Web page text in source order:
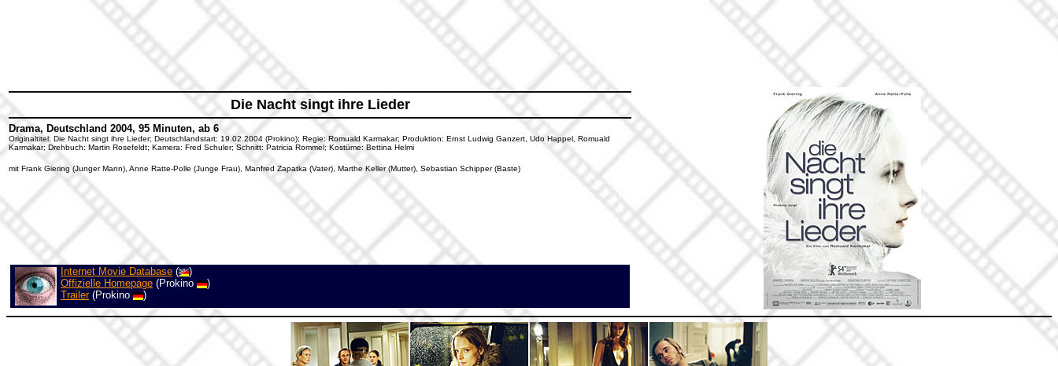
Die Nacht singt ihre Lieder
Drama, Deutschland 2004, 95 Minuten, ab 6
Originaltitel: Die Nacht singt ihre Lieder; Deutschlandstart: 19.02.2004 (Prokino); Regie: Romuald Karmakar; Produktion: Ernst Ludwig Ganzert, Udo Happel, Romuald
Karmakar; Drehbuch: Martin Rosefeldt; Kamera: Fred Schuler; Schnitt: Patricia Rommel; Kostüme: Bettina Helmi
mit Frank Giering (Junger Mann), Anne Ratte-Polle (Junge Frau), Manfred Zapatka (Vater), Marthe Keller (Mutter), Sebastian Schipper (Baste)
Internet Movie Database (
)
Offizielle Homepage (Prokino
)
Trailer(Prokino )